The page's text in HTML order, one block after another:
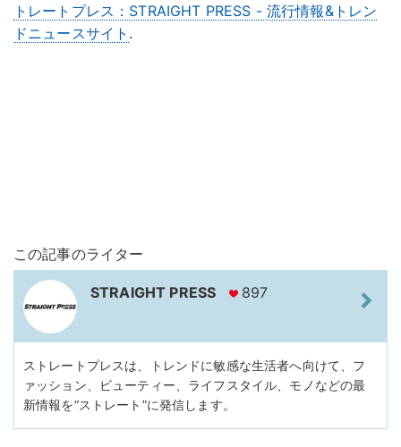
トレートプレス：STRAIGHT PRESS - 流行情報&トレン
ドニュースサイト .
この記事のライター
STRAIGHT PRESS 897
ストレートプレスは、トレンドに敏感な生活者へ向けて、フ
ァッション、ビューティー、ライフスタイル、モノなどの最
新情報を“ストレート”に発信します。